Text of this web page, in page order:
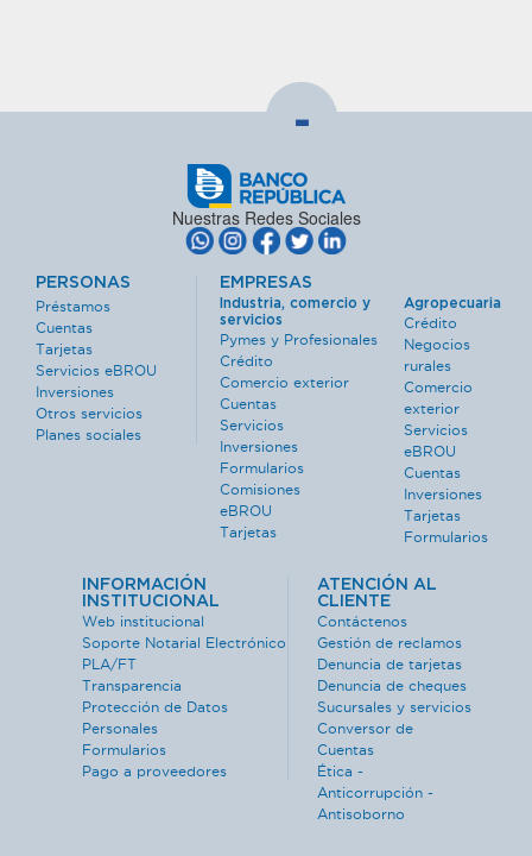
-
Nuestras Redes Sociales
PERSONAS
Préstamos
Cuentas
Tarjetas
Servicios eBROU
Inversiones
Otros servicios
Planes sociales
EMPRESAS
Industria, comercio y
servicios
Pymes y Profesionales
Crédito
Comercio exterior
Cuentas
Servicios
Inversiones
Formularios
Comisiones
eBROU
Tarjetas
Agropecuaria
Crédito
Negocios
rurales
Comercio
exterior
Servicios
eBROU
Cuentas
Inversiones
Tarjetas
Formularios
INFORMACIÓN
INSTITUCIONAL
Web institucional
Soporte Notarial Electrónico
PLA/FT
Transparencia
Protección de Datos
Personales
Formularios
Pago a proveedores
ATENCIÓN AL
CLIENTE
Contáctenos
Gestión de reclamos
Denuncia de tarjetas
Denuncia de cheques
Sucursales y servicios
Conversor de
Cuentas
Ética -
Anticorrupción -
Antisoborno